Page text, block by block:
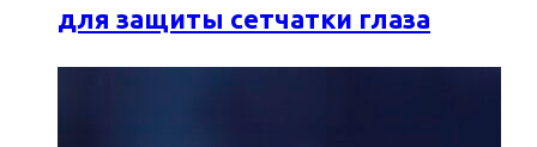
для защиты сетчатки глаза